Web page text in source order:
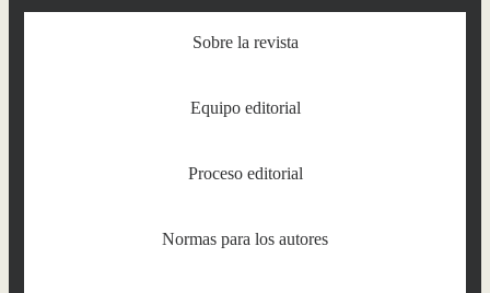
Sobre la revista
Equipo editorial
Proceso editorial
Normas para los autores